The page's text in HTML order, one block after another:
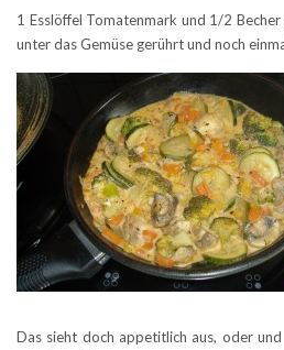
1 Esslöffel Tomatenmark und 1/2 Becher
unter das Gemüse gerührt und noch
Das sieht doch appetitlich aus, oder